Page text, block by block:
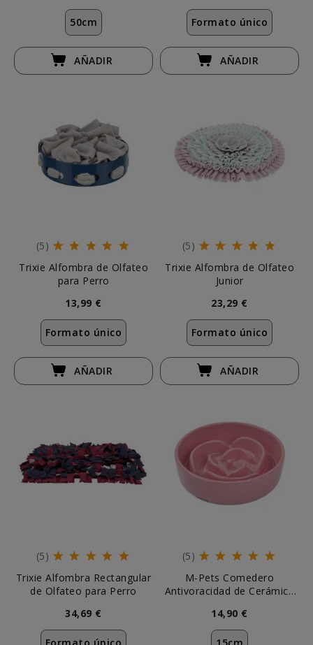
50cm
AÑADIR
Formato único
AÑADIR
(5)
Trixie Alfombra de Olfateo
para Perro
13,99 €
Formato único
AÑADIR
(5)
Trixie Alfombra de Olfateo
Junior
23,29 €
Formato único
AÑADIR
(5)
Trixie Alfombra Rectangular
de Olfateo para Perro
34,69 €
(5)
M-Pets Comedero
Antivoracidad de Cerámica
14,90 €